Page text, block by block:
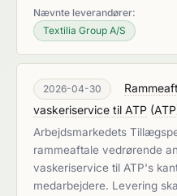
Nævnte leverandører:
Textilia Group A/S
2026-04-30
vaskeriservice til ATP (ATP
Arbejdsmarkedets
rammeaftale vedrørende
vaskeriservice til ATP's
medarbejdere. Levering